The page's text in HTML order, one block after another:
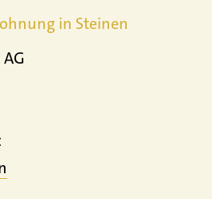
in Steinen